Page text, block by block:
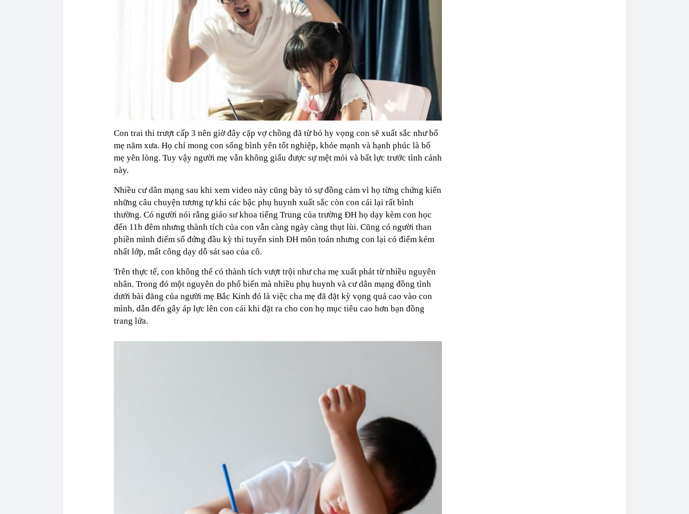
Con trai thi trượt cấp 3 nên giờ đây cặp vợ chồng đã từ bỏ hy vọng con sẽ xuất sắc như bố
mẹ năm xưa. Họ chỉ mong con sống bình yên tốt nghiệp, khỏe mạnh và hạnh phúc là bố
mẹ yên lòng. Tuy vậy người mẹ vẫn không giấu được sự mệt mỏi và bất lực trước tình cảnh
này.
Nhiều cư dân mạng sau khi xem video này cũng bày tỏ sự đồng cảm vì họ từng chứng kiến
những câu chuyện tương tự khi các bậc phụ huynh xuất sắc còn con cái lại rất bình
thường. Có người nói rằng giáo sư khoa tiếng Trung của trường ĐH họ dạy kèm con học
đến 11h đêm nhưng thành tích của con vẫn càng ngày càng thụt lùi. Cũng có người than
phiền mình điểm số đứng đầu kỳ thi tuyển sinh ĐH môn toán nhưng con lại có điểm kém
nhất lớp, mất công dạy dỗ sát sao của cô.
Trên thực tế, con không thể có thành tích vượt trội như cha mẹ xuất phát từ nhiều nguyên
nhân. Trong đó một nguyên do phổ biến mà nhiều phụ huynh và cư dân mạng đồng tình
dưới bài đăng của người mẹ Bắc Kinh đó là việc cha mẹ đã đặt kỳ vọng quá cao vào con
mình, dẫn đến gây áp lực lên con cái khi đặt ra cho con họ mục tiêu cao hơn bạn đồng
trang lứa.